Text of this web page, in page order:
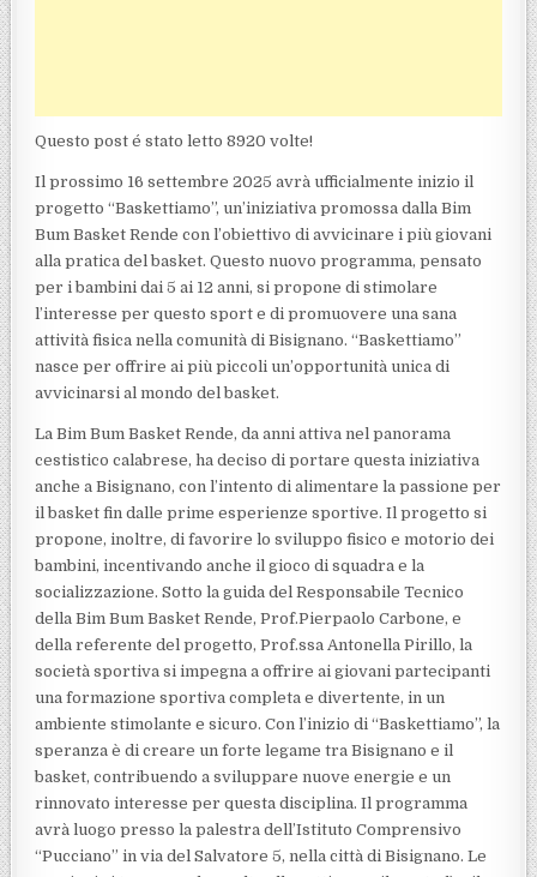
Questo post é stato letto 8920 volte!
Il prossimo 16 settembre 2025 avrà ufficialmente inizio il
progetto “Baskettiamo”, un’iniziativa promossa dalla Bim
Bum Basket Rende con l’obiettivo di avvicinare i più giovani
alla pratica del basket. Questo nuovo programma, pensato
per i bambini dai 5 ai 12 anni, si propone di stimolare
l’interesse per questo sport e di promuovere una sana
attività fisica nella comunità di Bisignano. “Baskettiamo”
nasce per offrire ai più piccoli un’opportunità unica di
avvicinarsi al mondo del basket.
La Bim Bum Basket Rende, da anni attiva nel panorama
cestistico calabrese, ha deciso di portare questa iniziativa
anche a Bisignano, con l’intento di alimentare la passione per
il basket fin dalle prime esperienze sportive. Il progetto si
propone, inoltre, di favorire lo sviluppo fisico e motorio dei
bambini, incentivando anche il gioco di squadra e la
socializzazione. Sotto la guida del Responsabile Tecnico
della Bim Bum Basket Rende, Prof.Pierpaolo Carbone, e
della referente del progetto, Prof.ssa Antonella Pirillo, la
società sportiva si impegna a offrire ai giovani partecipanti
una formazione sportiva completa e divertente, in un
ambiente stimolante e sicuro. Con l’inizio di “Baskettiamo”, la
speranza è di creare un forte legame tra Bisignano e il
basket, contribuendo a sviluppare nuove energie e un
rinnovato interesse per questa disciplina. Il programma
avrà luogo presso la palestra dell’Istituto Comprensivo
“Pucciano” in via del Salvatore 5, nella città di Bisignano. Le